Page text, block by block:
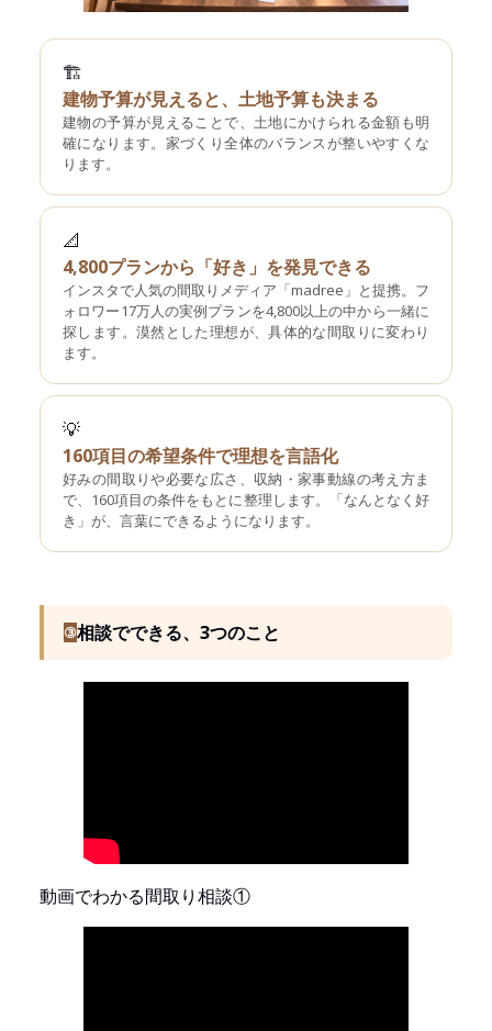
🏗
建物予算が見えると、土地予算も決まる
建物の予算が見えることで、土地にかけられる金額も明
確になります。家づくり全体のバランスが整いやすくな
ります。
📐
4,800プランから「好き」を発見できる
インスタで人気の間取りメディア「madree」と提携。フ
ォロワー17万人の実例プランを4,800以上の中から一緒に
探します。漠然とした理想が、具体的な間取りに変わり
ます。
💡
160項目の希望条件で理想を言語化
好みの間取りや必要な広さ、収納・家事動線の考え方ま
で、160項目の条件をもとに整理します。「なんとなく好
き」が、言葉にできるようになります。
③相談でできる、3つのこと
動画でわかる間取り相談①